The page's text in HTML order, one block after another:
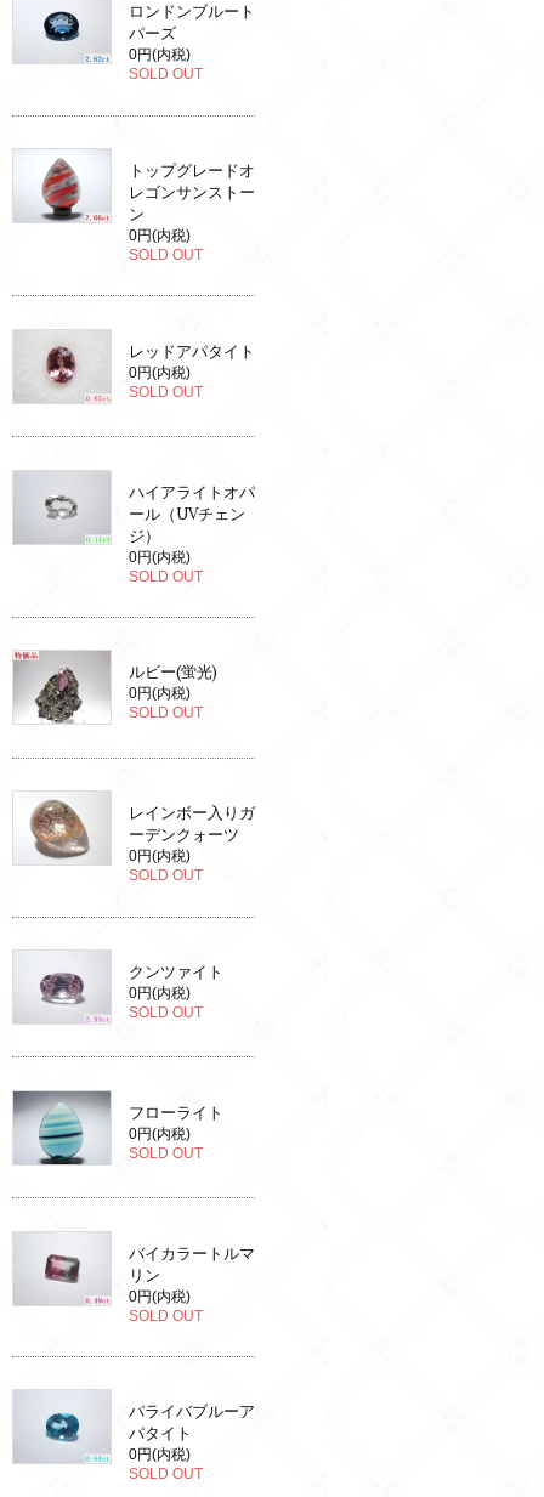
ロンドンブルート
パーズ
0円(内税)
SOLD OUT
トップグレードオ
レゴンサンストー
ン
0円(内税)
SOLD OUT
レッドアパタイト
0円(内税)
SOLD OUT
ハイアライトオパ
ール（UVチェン
ジ）
0円(内税)
SOLD OUT
ルビー(蛍光)
0円(内税)
SOLD OUT
レインボー入りガ
ーデンクォーツ
0円(内税)
SOLD OUT
クンツァイト
0円(内税)
SOLD OUT
フローライト
0円(内税)
SOLD OUT
バイカラートルマ
リン
0円(内税)
SOLD OUT
パライバブルーア
パタイト
0円(内税)
SOLD OUT